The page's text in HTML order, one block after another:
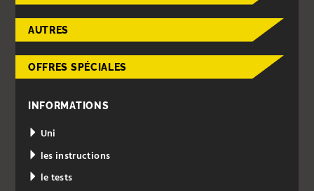
AUTRES
OFFRES SPÉCIALES
INFORMATIONS
Uni
les instructions
le tests